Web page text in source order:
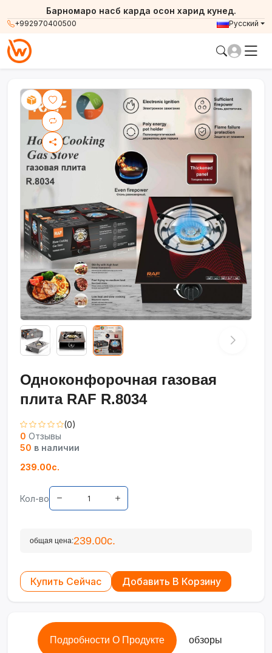
+992970400500
Барномаро насб карда осон харид кунед.
Русский
Одноконфорочная газовая
плита RAF R.8034
(0)
0 Отзывы
50 в наличии
239.00с.
Кол-во
общая цена:239.00с.
Купить Сейчас Добавить В Корзину
Подробности О Продукте обзоры